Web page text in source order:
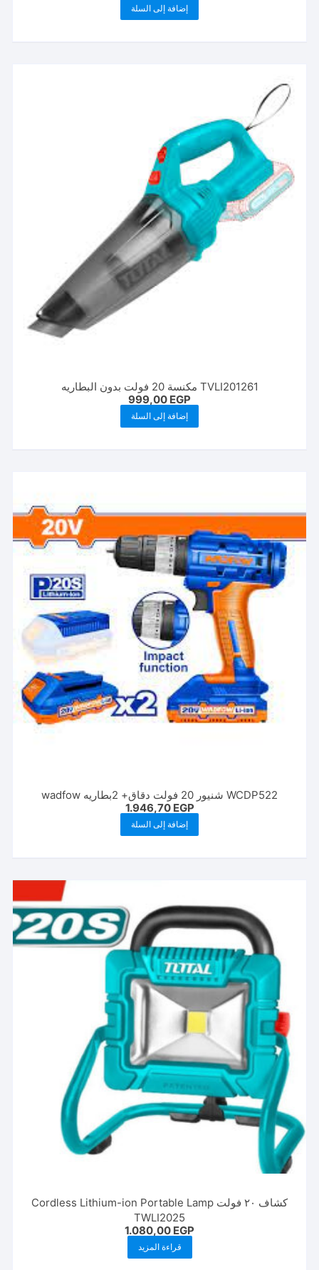
إضافة إلى السلة
TVLI201261 مكنسة 20 فولت بدون البطاريه
999,00 EGP
إضافة إلى السلة
WCDP522 شنیور 20 فولت دقاق+ 2بطاريه wadfow
1.946,70 EGP
إضافة إلى السلة
كشاف ٢٠ فولت Cordless Lithium-ion Portable Lamp
TWLI2025
1.080,00 EGP
قراءة المزيد